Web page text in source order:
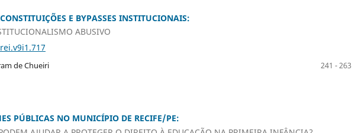
E BYPASSES INSTITUCIONAIS:
ABUSIVO
de Chueiri
241 - 263
PÚBLICAS NO MUNICÍPIO DE RECIFE/PE: